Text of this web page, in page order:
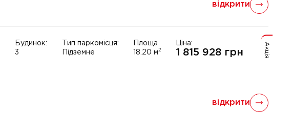
відкрити
Акція
Будинок:
3
Тип паркомісця:
Підземне
Площа
18.20 м2
Ціна:
1 815 928 грн
відкрити